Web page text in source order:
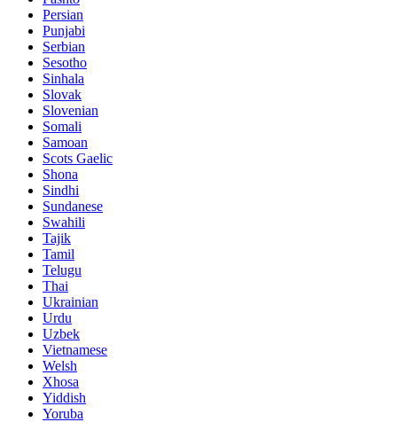
Persian
Punjabi
Serbian
Sesotho
Sinhala
Slovak
Slovenian
Somali
Samoan
Scots Gaelic
Shona
Sindhi
Sundanese
Swahili
Tajik
Tamil
Telugu
Thai
Ukrainian
Urdu
Uzbek
Vietnamese
Welsh
Xhosa
Yiddish
Yoruba